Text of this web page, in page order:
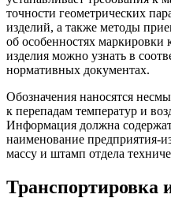
точности геометрических
изделий, а также методы
об особенностях маркировки
изделия можно узнать в
нормативных документах.
Обозначения наносятся
к перепадам температур и
Информация должна
наименование предприятия-
массу и штамп отдела
Транспортировка